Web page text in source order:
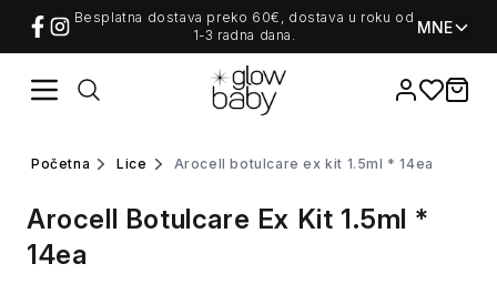
Besplatna dostava preko 60€, dostava u roku od
1-3 radna dana.
MNE
Favorites
items
početna lice arocell botulcare ex kit 1.5ml * 14ea
Arocell Botulcare Ex Kit 1.5ml *
14ea